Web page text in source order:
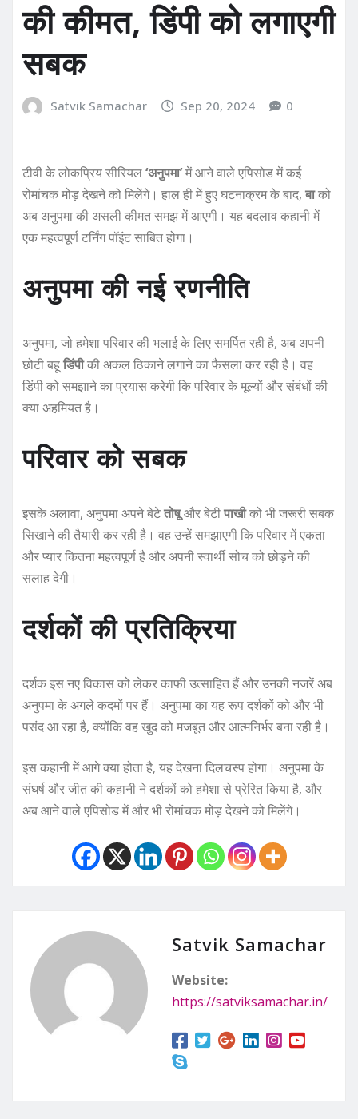
की कीमत, डिंपी को लगाएगी
सबक
Satvik Samachar Sep 20, 2024 0
टीवी के लोकप्रिय सीरियल‘अनुपमा’में आने वाले एपिसोड में कई
रोमांचक मोड़ देखने को मिलेंगे। हाल ही में हुए घटनाक्रम के बाद, बाको
अब अनुपमा की असली कीमत समझ में आएगी। यह बदलाव कहानी में
एक महत्वपूर्ण टर्निंग पॉइंट साबित होगा।
अनुपमा की नई रणनीति
अनुपमा, जो हमेशा परिवार की भलाई के लिए समर्पित रही है, अब अपनी
छोटी बहूडिंपीकी अकल ठिकाने लगाने का फैसला कर रही है। वह
डिंपी को समझाने का प्रयास करेगी कि परिवार के मूल्यों और संबंधों की
क्या अहमियत है।
परिवार को सबक
इसके अलावा, अनुपमा अपने बेटेतोषूऔर बेटीपाखीको भी जरूरी सबक
सिखाने की तैयारी कर रही है। वह उन्हें समझाएगी कि परिवार में एकता
और प्यार कितना महत्वपूर्ण है और अपनी स्वार्थी सोच को छोड़ने की
सलाह देगी।
दर्शकों की प्रतिक्रिया
दर्शक इस नए विकास को लेकर काफी उत्साहित हैं और उनकी नजरें अब
अनुपमा के अगले कदमों पर हैं। अनुपमा का यह रूप दर्शकों को और भी
पसंद आ रहा है, क्योंकि वह खुद को मजबूत और आत्मनिर्भर बना रही है।
इस कहानी में आगे क्या होता है, यह देखना दिलचस्प होगा। अनुपमा के
संघर्ष और जीत की कहानी ने दर्शकों को हमेशा से प्रेरित किया है, और
अब आने वाले एपिसोड में और भी रोमांचक मोड़ देखने को मिलेंगे।
Satvik Samachar
Website:
https://satviksamachar.in/